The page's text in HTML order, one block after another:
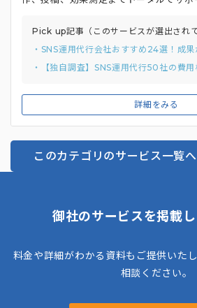
詳細をみる
ます。
Pick up記事（このサービスが選出されて
このカテゴリのサービス一覧へ
御社のサービスを掲載
料金や詳細がわかる資料もご提供いた
相談ください。